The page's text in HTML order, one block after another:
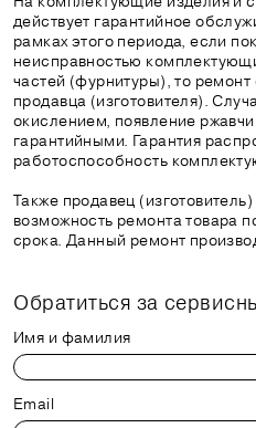
действует гарантийное
рамках этого периода, если
неисправностью
частей (фурнитуры), то ремонт
продавца (изготовителя).
окислением, появление
гарантийными. Гарантия
работоспособность
Также продавец
возможность ремонта товара
срока. Данный ремонт
Обратиться за
Имя и фамилия
Email